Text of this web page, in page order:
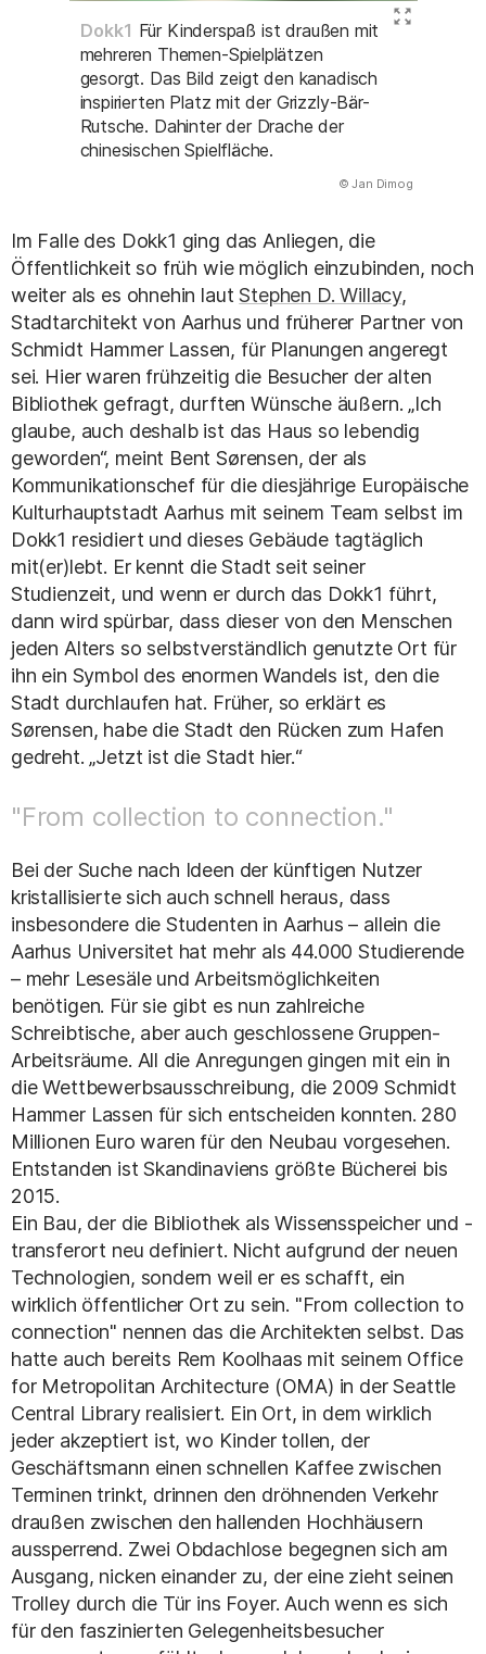
Dokk1 Für Kinderspaß ist draußen mit
mehreren Themen-Spielplätzen
gesorgt. Das Bild zeigt den kanadisch
inspirierten Platz mit der Grizzly-Bär-
Rutsche. Dahinter der Drache der
chinesischen Spielfläche.
© Jan Dimog
Im Falle des Dokk1 ging das Anliegen, die
Öffentlichkeit so früh wie möglich einzubinden, noch
weiter als es ohnehin lautStephen D. Willacy,
Stadtarchitekt von Aarhus und früherer Partner von
Schmidt Hammer Lassen, für Planungen angeregt
sei. Hier waren frühzeitig die Besucher der alten
Bibliothek gefragt, durften Wünsche äußern. „Ich
glaube, auch deshalb ist das Haus so lebendig
geworden“, meint Bent Sørensen, der als
Kommunikationschef für die diesjährige Europäische
Kulturhauptstadt Aarhus mit seinem Team selbst im
Dokk1 residiert und dieses Gebäude tagtäglich
mit(er)lebt. Er kennt die Stadt seit seiner
Studienzeit, und wenn er durch das Dokk1 führt,
dann wird spürbar, dass dieser von den Menschen
jeden Alters so selbstverständlich genutzte Ort für
ihn ein Symbol des enormen Wandels ist, den die
Stadt durchlaufen hat. Früher, so erklärt es
Sørensen, habe die Stadt den Rücken zum Hafen
gedreht. „Jetzt ist die Stadt hier.“
"From collection to connection."
Bei der Suche nach Ideen der künftigen Nutzer
kristallisierte sich auch schnell heraus, dass
insbesondere die Studenten in Aarhus – allein die
Aarhus Universitet hat mehr als 44.000 Studierende
– mehr Lesesäle und Arbeitsmöglichkeiten
benötigen. Für sie gibt es nun zahlreiche
Schreibtische, aber auch geschlossene Gruppen-
Arbeitsräume. All die Anregungen gingen mit ein in
die Wettbewerbsausschreibung, die 2009 Schmidt
Hammer Lassen für sich entscheiden konnten. 280
Millionen Euro waren für den Neubau vorgesehen.
Entstanden ist Skandinaviens größte Bücherei bis
2015.
Ein Bau, der die Bibliothek als Wissensspeicher und -
transferort neu definiert. Nicht aufgrund der neuen
Technologien, sondern weil er es schafft, ein
wirklich öffentlicher Ort zu sein. "From collection to
connection" nennen das die Architekten selbst. Das
hatte auch bereits Rem Koolhaas mit seinem Office
for Metropolitan Architecture (OMA) in der Seattle
Central Library realisiert. Ein Ort, in dem wirklich
jeder akzeptiert ist, wo Kinder tollen, der
Geschäftsmann einen schnellen Kaffee zwischen
Terminen trinkt, drinnen den dröhnenden Verkehr
draußen zwischen den hallenden Hochhäusern
aussperrend. Zwei Obdachlose begegnen sich am
Ausgang, nicken einander zu, der eine zieht seinen
Trolley durch die Tür ins Foyer. Auch wenn es sich
für den faszinierten Gelegenheitsbesucher